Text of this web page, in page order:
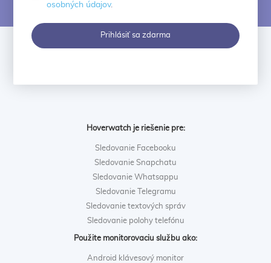
osobných údajov.
Prihlásiť sa zdarma
Hoverwatch je riešenie pre:
Sledovanie Facebooku
Sledovanie Snapchatu
Sledovanie Whatsappu
Sledovanie Telegramu
Sledovanie textových správ
Sledovanie polohy telefónu
Použite monitorovaciu službu ako:
Android klávesový monitor